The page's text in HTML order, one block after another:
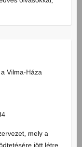
Vilma-Háza
mely a
jött létre.